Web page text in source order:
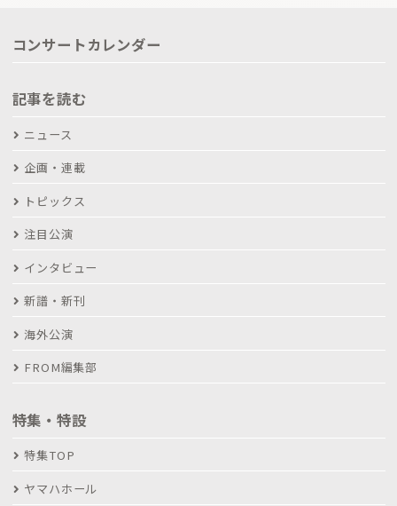
コンサートカレンダー
記事を読む
ニュース
企画・連載
トピックス
注目公演
インタビュー
新譜・新刊
海外公演
FROM編集部
特集・特設
特集TOP
ヤマハホール